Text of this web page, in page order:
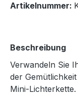
Artikelnummer:
Beschreibung
Verwandeln Sie
der
Mini-